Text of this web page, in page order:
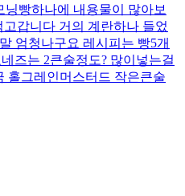
빵하나에 내용물이 많아보
갑니다 거의 계란하나 들었
엄청나구요 레시피는 빵5개
즈는 2큰술정도? 많이넣는걸
홀그레인머스터드 작은큰술